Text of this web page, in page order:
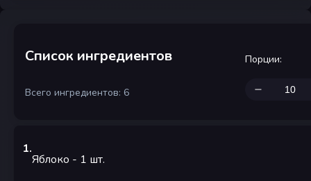
Список ингредиентов
Всего ингредиентов: 6
Порции:
1.
Яблоко - 1 шт.